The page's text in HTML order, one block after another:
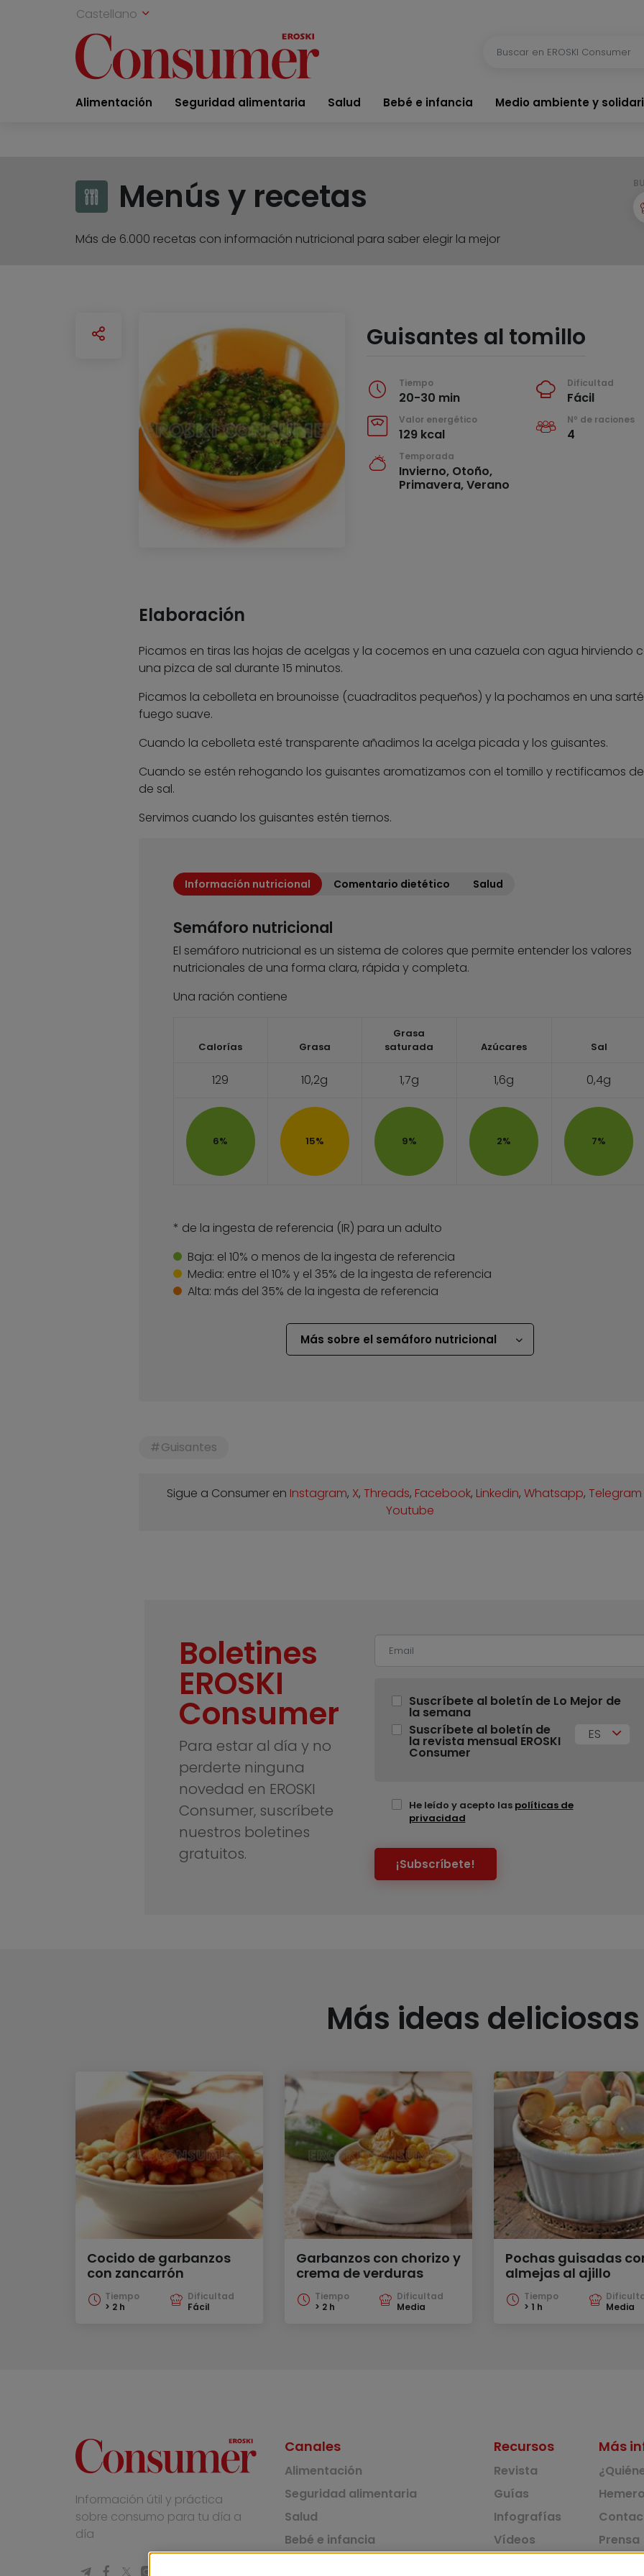
Castellano
Alimentación Seguridad alimentaria Salud Bebé e infancia Medio ambiente y
Menús y recetas
Más de 6.000 recetas con información nutricional para saber elegir la mejor
Guisantes al tomillo
Tiempo
20-30 min
Dificultad
Fácil
Valor energético
129 kcal
Nº de raciones
4
Temporada
Invierno, Otoño,
Primavera, Verano
Elaboración
Picamos en tiras las hojas de acelgas y la cocemos en una cazuela con agua hirviendo
una pizca de sal durante 15 minutos.
Picamos la cebolleta en brounoisse (cuadraditos pequeños) y la pochamos en una
fuego suave.
Cuando la cebolleta esté transparente añadimos la acelga picada y los guisantes.
Cuando se estén rehogando los guisantes aromatizamos con el tomillo y rectificamos
de sal.
Servimos cuando los guisantes estén tiernos.
Información nutricional Comentario dietético Salud
Semáforo nutricional
El semáforo nutricional es un sistema de colores que permite entender los valores
nutricionales de una forma clara, rápida y completa.
Una ración contiene
Calorías Grasa
Grasa
saturada
Azúcares Sal
129 10,2g 1,7g 1,6g 0,4g
6% 15% 9% 2% 7%
* de la ingesta de referencia (IR) para un adulto
Baja: el 10% o menos de la ingesta de referencia
Media: entre el 10% y el 35% de la ingesta de referencia
Alta: más del 35% de la ingesta de referencia
Más sobre el semáforo nutricional
Guisantes
Sigue a Consumer en Instagram, X,Threads, Facebook, Linkedin,Whatsapp,Telegram
Youtube
Boletines
EROSKI
Consumer
Para estar al día y no
perderte ninguna
novedad en EROSKI
Consumer, suscríbete
nuestros boletines
gratuitos.
Suscríbete al boletín de Lo Mejor de
la semana
Suscríbete al boletín de
la revista mensual EROSKI
Consumer
ES
He leído y acepto las políticas de
privacidad
¡Subscríbete!
Más ideas deliciosas
Cocido de garbanzos
con zancarrón
Tiempo
> 2 h
Dificultad
Fácil
Garbanzos con chorizo y
crema de verduras
Tiempo
> 2 h
Dificultad
Media
Pochas guisadas
almejas al ajillo
Tiempo
> 1 h
Media
Información útil y práctica
sobre consumo para tu día a
día
Canales
Alimentación
Seguridad alimentaria
Salud
Bebé e infancia
Recursos
Revista
Guías
Infografías
Vídeos
Más
Prensa